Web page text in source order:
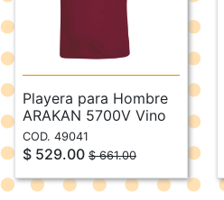
Playera para Hombre
ARAKAN 5700V Vino
COD. 49041
$ 529.00 $ 661.00